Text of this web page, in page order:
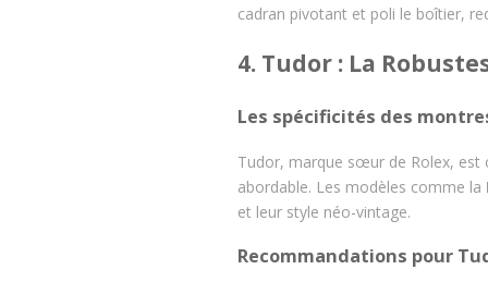
cadran pivotant et poli le boîtier,
4. Tudor : La
Les spécificités des
Tudor, marque sœur de Rolex, est
abordable. Les modèles comme la
et leur style néo-vintage.
Recommandations pour